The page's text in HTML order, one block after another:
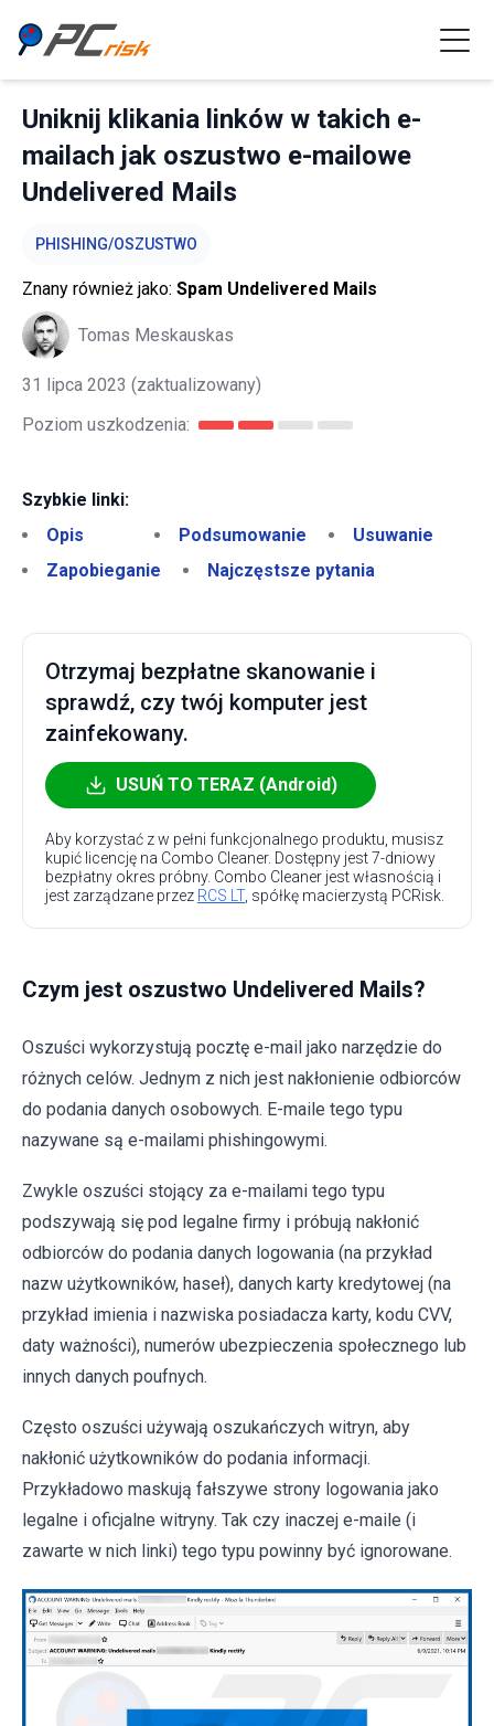
Uniknij klikania linków w takich e-
mailach jak oszustwo e-mailowe
Undelivered Mails
PHISHING/OSZUSTWO
Znany również jako: Spam Undelivered Mails
Tomas Meskauskas
31 lipca 2023 (zaktualizowany)
Poziom uszkodzenia:
Szybkie linki:
Opis
Podsumowanie
Usuwanie
Zapobieganie
Najczęstsze pytania
Otrzymaj bezpłatne skanowanie i
sprawdź, czy twój komputer jest
zainfekowany.
USUŃ TO TERAZ (Android)
Aby korzystać z w pełni funkcjonalnego produktu, musisz
kupić licencję na Combo Cleaner. Dostępny jest 7-dniowy
bezpłatny okres próbny. Combo Cleaner jest własnością i
jest zarządzane przez RCS LT, spółkę macierzystą PCRisk.
Czym jest oszustwo Undelivered Mails?
Oszuści wykorzystują pocztę e-mail jako narzędzie do
różnych celów. Jednym z nich jest nakłonienie odbiorców
do podania danych osobowych. E-maile tego typu
nazywane są e-mailami phishingowymi.
Zwykle oszuści stojący za e-mailami tego typu
podszywają się pod legalne firmy i próbują nakłonić
odbiorców do podania danych logowania (na przykład
nazw użytkowników, haseł), danych karty kredytowej (na
przykład imienia i nazwiska posiadacza karty, kodu CVV,
daty ważności), numerów ubezpieczenia społecznego lub
innych danych poufnych.
Często oszuści używają oszukańczych witryn, aby
nakłonić użytkowników do podania informacji.
Przykładowo maskują fałszywe strony logowania jako
legalne i oficjalne witryny. Tak czy inaczej e-maile (i
zawarte w nich linki) tego typu powinny być ignorowane.